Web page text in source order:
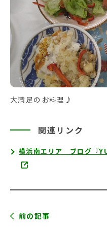
大満足のお料理♪
関連リンク
横浜南エリア ブログ『
前の記事